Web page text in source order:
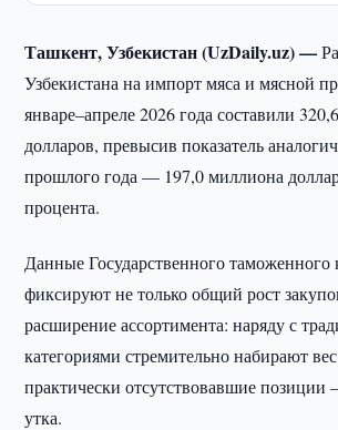
Ташкент, Узбекистан (UzDaily.uz) —
Узбекистана на импорт мяса и мясной
январе–апреле 2026 года составили
долларов, превысив показатель
прошлого года — 197,0 миллиона
процента.
Данные Государственного таможенного
фиксируют не только общий рост
расширение ассортимента: наряду с
категориями стремительно набирают
практически отсутствовавшие
утка.